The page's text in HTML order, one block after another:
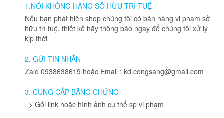
1.NÓI KHÔNG HÀNG SỠ HỮU TRÍ TUỆ
Nếu bạn phát hiện shop chúng tôi có bán hàng vi phạm sở
hữu trí tuệ, thiết kế hãy thông báo ngay để chúng tôi xử lý
kịp thời
2. GỬI TIN NHẮN
Zalo 0938638619 hoặc Email : kd.congsang@gmail.com
3. CUNG CẤP BẰNG CHỨNG
=> Gởi link hoặc hình ảnh cụ thể sp vi phạm